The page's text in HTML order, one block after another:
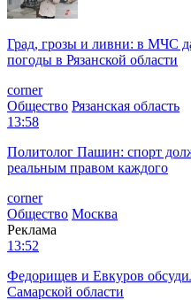
Град, грозы и ливни: в МЧС
погоды в Рязанской области
corner
Общество Рязанская область
13:58
Политолог Пашин: спорт
реальным правом каждого
corner
Общество Москва
Реклама
13:52
Федорищев и Евкуров
Самарской области